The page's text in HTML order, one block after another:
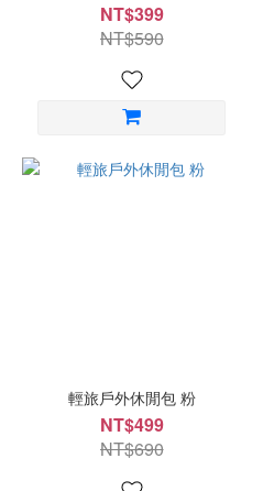
NT$399
NT$590
輕旅戶外休閒包 粉
NT$499
NT$690